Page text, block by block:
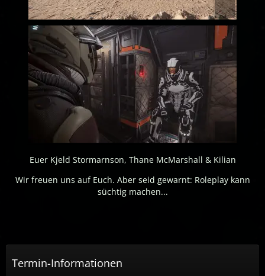
Euer Kjeld Stormarnson, Thane McMarshall & Kilian
Wir freuen uns auf Euch. Aber seid gewarnt: Roleplay kann
süchtig machen...
Termin-Informationen